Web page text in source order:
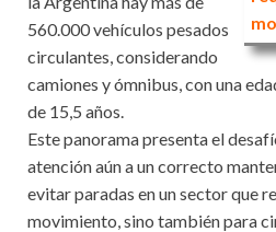
560.000 vehículos pesados
circulantes, considerando
camiones y ómnibus, con una
de 15,5 años.
Este panorama presenta el
atención aún a un correcto
evitar paradas en un sector que
movimiento, sino también para